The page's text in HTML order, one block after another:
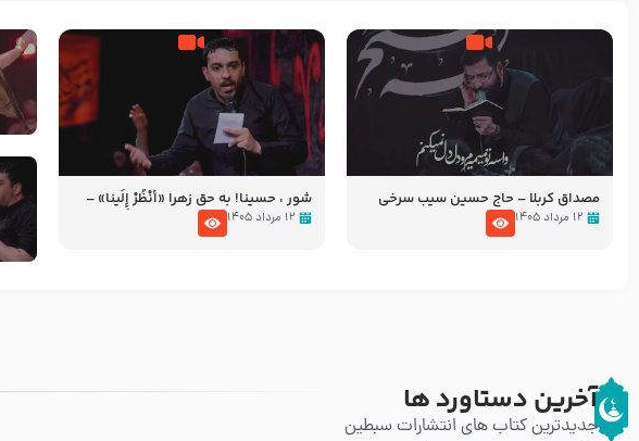
مصداق کربلا – حاج حسین سیب سرخی
۱۲ مرداد ۱۴۰۵
شور ، حسینا! به‌ حق زهرا «أُنْظُرْ إِلَینا» –
عزاداری شب هفتم ماه محرّم 1405
۱۲ مرداد ۱۴۰۵
آخرین دستاورد ها
جدیدترین کتاب های انتشارات سبطین